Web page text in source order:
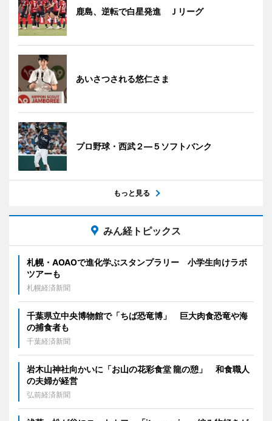
鹿島、逆転で白星発進 Ｊリーグ
あいさつされる悠仁さま
プロ野球・西武２―５ソフトバンク
もっと見る
みん経トピックス
札幌・AOAOで進化学ぶスタンプラリー 小学生向けラボ
ツアーも
札幌経済新聞
千葉県立中央博物館で「ちば恐竜博」 巨大肉食恐竜や海
の捕食者も
千葉経済新聞
岩木山神社向かいに「お山の花彩食堂 龍の憩」 和食職人
の夫婦が経営
弘前経済新聞